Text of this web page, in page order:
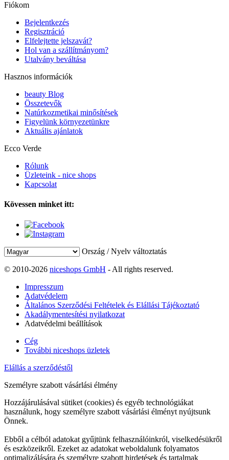
Fiókom
Bejelentkezés
Regisztráció
Elfelejtette jelszavát?
Hol van a szállítmányom?
Utalvány beváltása
Hasznos információk
beauty Blog
Összetevők
Natúrkozmetikai minősítések
Figyelünk környezetünkre
Aktuális ajánlatok
Ecco Verde
Rólunk
Üzleteink - nice shops
Kapcsolat
Kövessen minket itt:
Ország / Nyelv változtatás
© 2010-2026 niceshops GmbH - All rights reserved.
Impresszum
Adatvédelem
Általános Szerződési Feltételek és Elállási Tájékoztató
Akadálymentesítési nyilatkozat
Adatvédelmi beállítások
Cég
További niceshops üzletek
Elállás a szerződéstől
Személyre szabott vásárlási élmény
Hozzájárulásával sütiket (cookies) és egyéb technológiákat
használunk, hogy személyre szabott vásárlási élményt nyújtsunk
Önnek.
Ebből a célból adatokat gyűjtünk felhasználóinkról, viselkedésükről
és eszközeikről. Ezeket az adatokat weboldalunk folyamatos
optimalizálására és személyre szabott hirdetések és tartalmak